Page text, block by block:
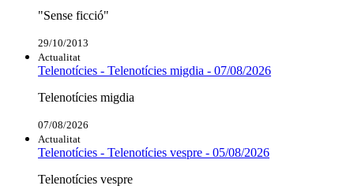
"Sense ficció"
29/10/2013
Actualitat
Telenotícies - Telenotícies migdia - 07/08/2026
Telenotícies migdia
07/08/2026
Actualitat
Telenotícies - Telenotícies vespre - 05/08/2026
Telenotícies vespre